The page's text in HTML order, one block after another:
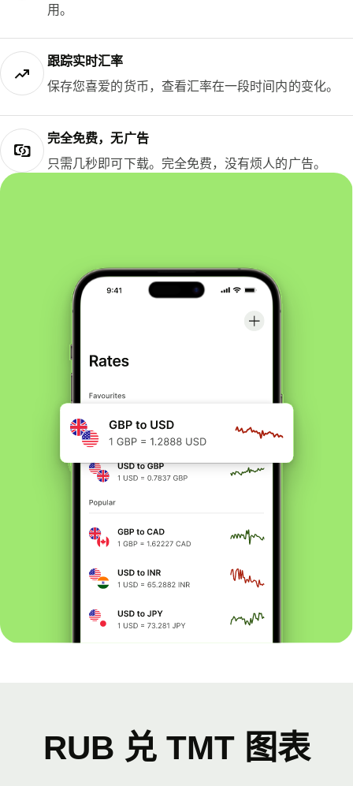
用。
跟踪实时汇率
保存您喜爱的货币，查看汇率在一段时间内的变化。
完全免费，无广告
只需几秒即可下载。完全免费，没有烦人的广告。
RUB 兑 TMT 图表